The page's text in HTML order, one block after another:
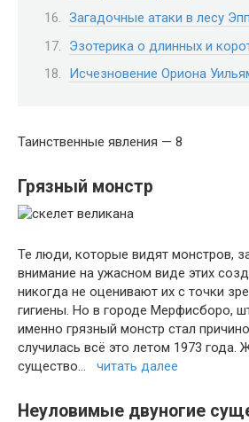
Загадочные атаки в лесу
Эзотерика о длинных и
Исчезновение Ориона
Таинственные явления — 8
Грязный монстр
Те люди, которые видят монстров,
внимание на ужасном виде этих
никогда не оценивают их с точки
гигиены. Но в городе Мерфисборо,
именно грязный монстр стал
случилась всё это летом 1973 года.
существо… читать далее
Неуловимые двуногие